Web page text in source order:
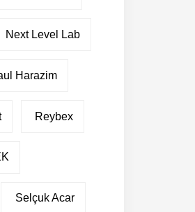
Next Level Lab
Harazim
Reybex
Selçuk Acar